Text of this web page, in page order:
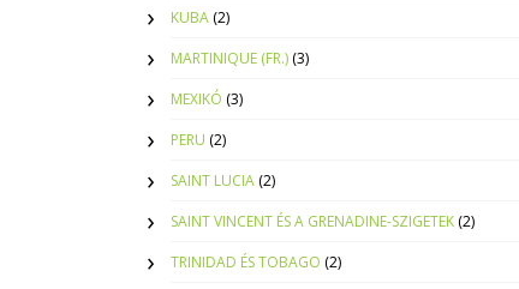
KUBA (2)
MARTINIQUE (FR.) (3)
MEXIKÓ (3)
PERU (2)
SAINT LUCIA (2)
SAINT VINCENT ÉS A GRENADINE-SZIGETEK (2)
TRINIDAD ÉS TOBAGO (2)